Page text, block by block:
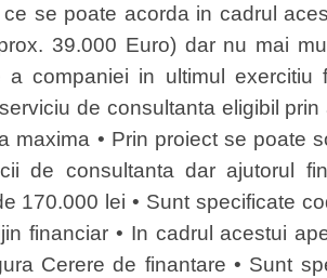
ce se poate acorda in cadrul
39.000 Euro) dar nu mai
a companiei in ultimul exercitiu
de consultanta eligibil
maxima • Prin proiect se poate
de consultanta dar ajutorul
170.000 lei • Sunt specificate
financiar • In cadrul acestui
Cerere de finantare • Sunt